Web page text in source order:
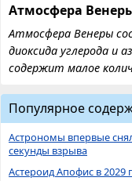
Атмосфера
Атмосфера Венеры
диоксида углерода и
содержит малое
Популярное
Астрономы впервые
секунды взрыва
Астероид Апофис в 2029